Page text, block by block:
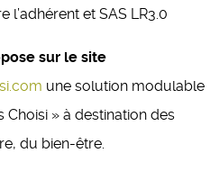
l’adhérent et SAS LR3.0
sur le site
une solution modulable
Choisi » à destination des
du bien-être.